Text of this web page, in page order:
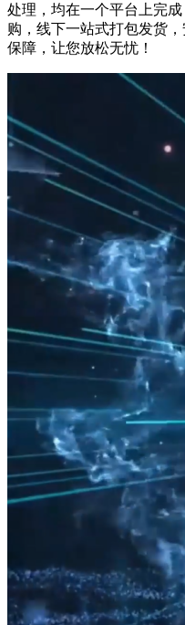
处理，均在一个平台上完
购，线下一站式打包发货
保障，让您放松无忧！